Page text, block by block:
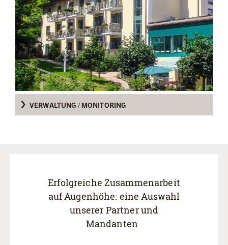
VERWALTUNG / MONITORING
Erfolgreiche Zusammenarbeit
auf Augenhöhe: eine Auswahl
unserer Partner und
Mandanten